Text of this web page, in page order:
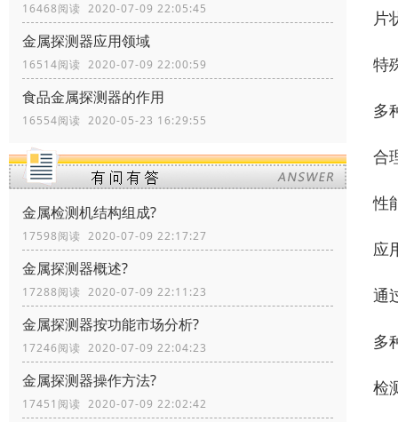
16468阅读 2020-07-09 22:05:45
金属探测器应用领域
16514阅读 2020-07-09 22:00:59
食品金属探测器的作用
16554阅读 2020-05-23 16:29:55
金属检测机结构组成?
17598阅读 2020-07-09 22:17:27
金属探测器概述?
17288阅读 2020-07-09 22:11:23
金属探测器按功能市场分析?
17246阅读 2020-07-09 22:04:23
金属探测器操作方法?
17451阅读 2020-07-09 22:02:42
片
特
多
合
性
应
通
多
检